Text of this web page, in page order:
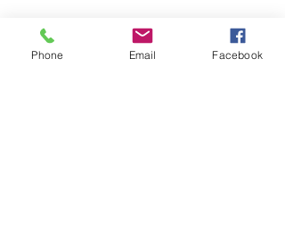
Phone Email Facebook